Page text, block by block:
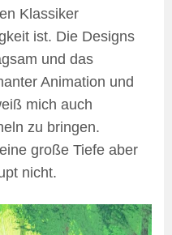
Klassiker
ist. Die Designs
und das
Animation und
mich auch
zu bringen.
große Tiefe aber
nicht.